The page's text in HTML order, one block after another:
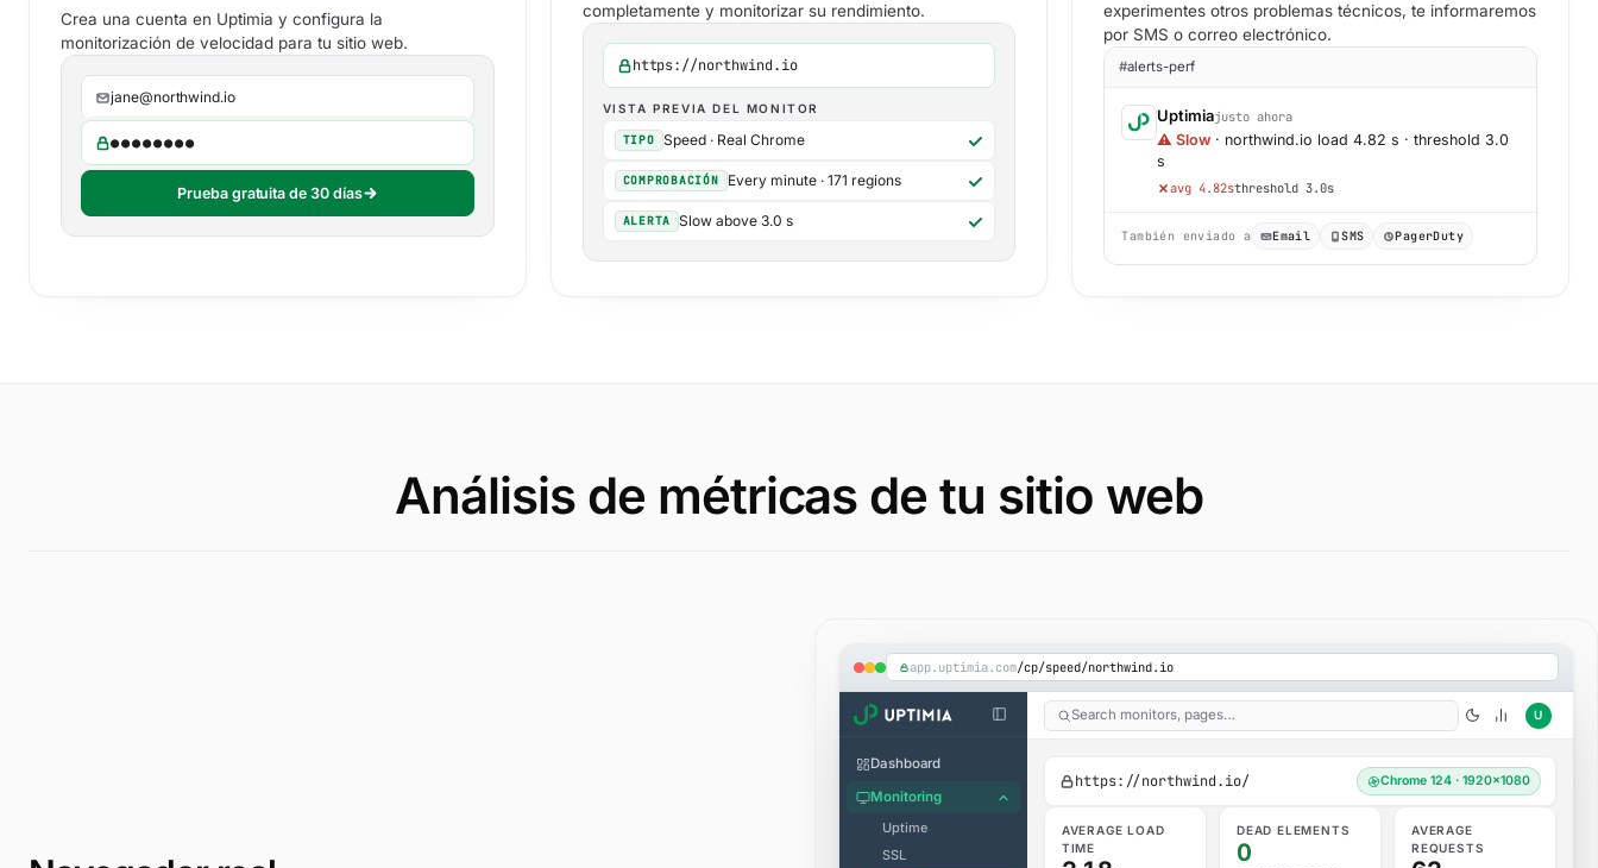
Crea una cuenta en Uptimia y configura la
monitorización de velocidad para tu sitio web.
jane@northwind.io
●●●●●●●●
Prueba gratuita de 30 días
completamente y monitorizar su rendimiento.
https://northwind.io
VISTA PREVIA DEL MONITOR
TIPO Speed · Real Chrome
COMPROBACIÓN Every minute · 171 regions
ALERTA Slow above 3.0 s
experimentes otros problemas técnicos, te informaremos
por SMS o correo electrónico.
#alerts-perf
Uptimiajusto ahora
⚠ Slow · northwind.io load 4.82 s · threshold 3.0
s
avg 4.82sthreshold 3.0s
También enviado a Email SMS PagerDuty
Análisis de métricas de tu sitio web
app.uptimia.com/cp/speed/northwind.io
Dashboard
Monitoring
Uptime
SSL
Search monitors, pages… U
https://northwind.io/ Chrome 124 · 1920×1080
AVERAGE LOAD
TIME
DEAD ELEMENTS
0
AVERAGE
REQUESTS